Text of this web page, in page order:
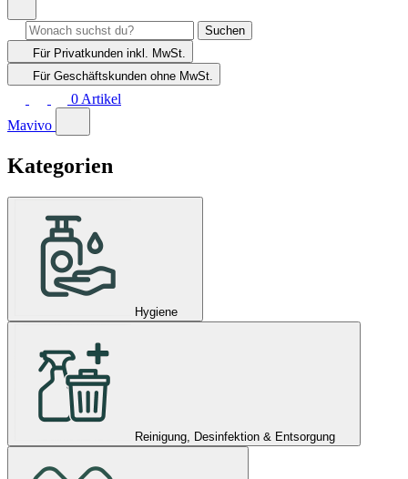
Suchen
Für Privatkunden inkl. MwSt.
Für Geschäftskunden ohne MwSt.
0 Artikel
Mavivo
Kategorien
Hygiene
Reinigung, Desinfektion & Entsorgung